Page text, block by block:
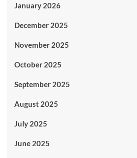
January 2026
December 2025
November 2025
October 2025
September 2025
August 2025
July 2025
June 2025